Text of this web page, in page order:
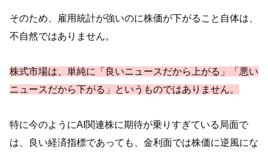
そのため、雇用統計が強いのに株価が下がること自体は、
不自然ではありません。
株式市場は、単純に「良いニュースだから上がる」「悪い
ニュースだから下がる」というものではありません。
特に今のようにAI関連株に期待が乗りすぎている局面で
は、良い経済指標であっても、金利面では株価に逆風にな